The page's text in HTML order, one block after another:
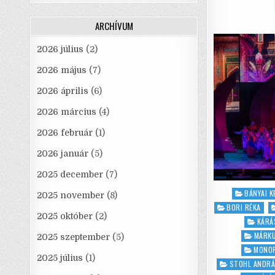
o
Posted
in
BÁNYAI
BORI RÉKA
STOHL
ARCHÍVUM
2026 július (2)
2026 május (7)
2026 április (6)
2026 március (4)
2026 február (1)
2026 január (5)
2025 december (7)
2025 november (8)
2025 október (2)
2025 szeptember (5)
2025 július (1)